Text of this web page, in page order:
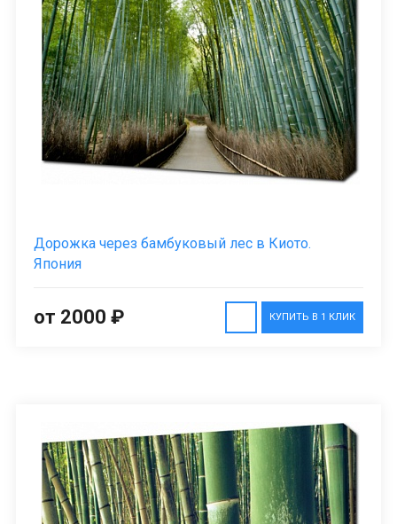
Дорожка через бамбуковый лес в Киото.
Япония
КУПИТЬ В 1 КЛИК
от 2000 ₽